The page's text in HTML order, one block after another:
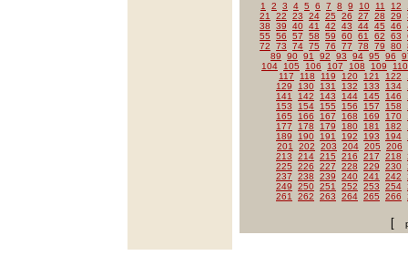
1 2 3 4 5 6 7 8 9 10 11 12
21
22 23 24 25 26 27 28 29
38
39 40 41 42 43 44 45 46
55
56 57 58 59 60 61 62 63
72
73 74 75 76 77 78 79 80
89
90 91 92 93 94 95 96
104
105 106 107 108 109
110
117
118 119 120 121 122
129
130 131 132 133 134
141
142 143 144 145 146
153
154 155 156 157 158
165
166 167 168 169 170
177
178 179 180 181 182
189
190 191 192 193 194
201
202 203 204 205
206
213
214 215 216 217 218
225
226 227 228 229 230
237
238 239 240 241 242
249
250 251 252 253 254
261
262 263 264 265 266
[